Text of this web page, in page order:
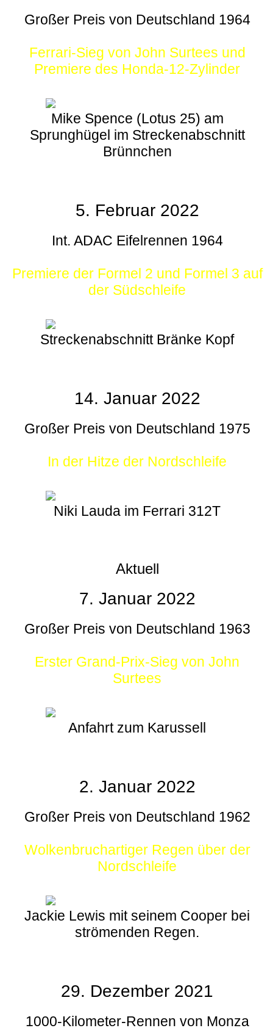
Großer Preis von Deutschland 1964
Ferrari-Sieg von John Surtees und
Premiere des Honda-12-Zylinder
Mike Spence (Lotus 25) am
Sprunghügel im Streckenabschnitt
Brünnchen
5. Februar 2022
Int. ADAC Eifelrennen 1964
Premiere der Formel 2 und Formel 3 auf
der Südschleife
Streckenabschnitt Bränke Kopf
14. Januar 2022
Großer Preis von Deutschland 1975
In der Hitze der Nordschleife
Niki Lauda im Ferrari 312T
Aktuell
7. Januar 2022
Großer Preis von Deutschland 1963
Erster Grand-Prix-Sieg von John
Surtees
Anfahrt zum Karussell
2. Januar 2022
Großer Preis von Deutschland 1962
Wolkenbruchartiger Regen über der
Nordschleife
Jackie Lewis mit seinem Cooper bei
strömenden Regen.
29. Dezember 2021
1000-Kilometer-Rennen von Monza